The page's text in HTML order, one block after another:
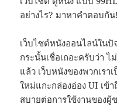
อย่างไร? มาหาคำตอบกัน!
เว็บไซต์หนังออนไลน์ใน
กระนั้นเชื่อเถอะครับว่า ไ
แล้ว เว็บหนังของพวกเร
ใหม่แกะกล่องอ่อง UI เข้
สบายต่อการใช้งานของผู้